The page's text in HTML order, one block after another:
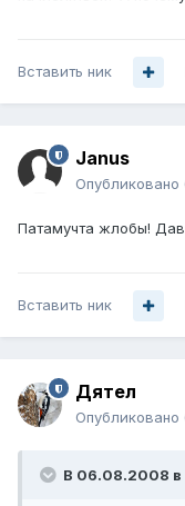
Вставить ник
Janus
Опубликовано
Патамучта жлобы!
Вставить ник
Дятел
Опубликовано
В 06.08.2008 в